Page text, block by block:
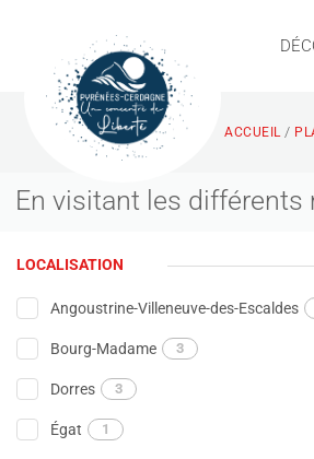
ACCUEIL /
En visitant les différents
LOCALISATION
Angoustrine-Villeneuve-des-Escaldes
Bourg-Madame 3
Dorres 3
Égat 1